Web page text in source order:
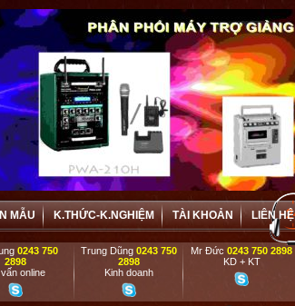
MẪU K.THỨC-K.NGHIỆM TÀI KHOẢN LIÊN HỆ
0243 750
2898
online
Trung Dũng 0243 750
2898
Kinh doanh
Mr Đức0243 750 2898
KD + KT